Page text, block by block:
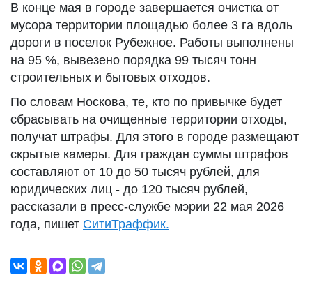
В конце мая в городе завершается очистка от
мусора территории площадью более 3 га вдоль
дороги в поселок Рубежное. Работы выполнены
на 95 %, вывезено порядка 99 тысяч тонн
строительных и бытовых отходов.
По словам Носкова, те, кто по привычке будет
сбрасывать на очищенные территории отходы,
получат штрафы. Для этого в городе размещают
скрытые камеры. Для граждан суммы штрафов
составляют от 10 до 50 тысяч рублей, для
юридических лиц - до 120 тысяч рублей,
рассказали в пресс-службе мэрии 22 мая 2026
года, пишет СитиТраффик.